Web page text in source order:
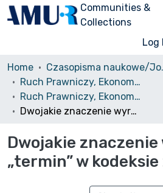
Communities &
Collections
Log
Home
Ruch Prawniczy, Ekonomiczny i Socjologiczny
Ruch Prawniczy, Ekonomiczny i Socjologiczny, 1936, nr 4
Dwojakie znaczenie wyrazu „termin” w kodeksie zobowiązań
Dwojakie
„termin” w